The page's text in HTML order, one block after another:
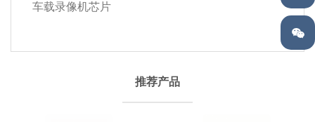
车载录像机芯片
推荐产品